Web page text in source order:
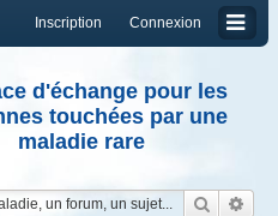
Connexion
Inscription
d'échange pour les
touchées par une
maladie rare